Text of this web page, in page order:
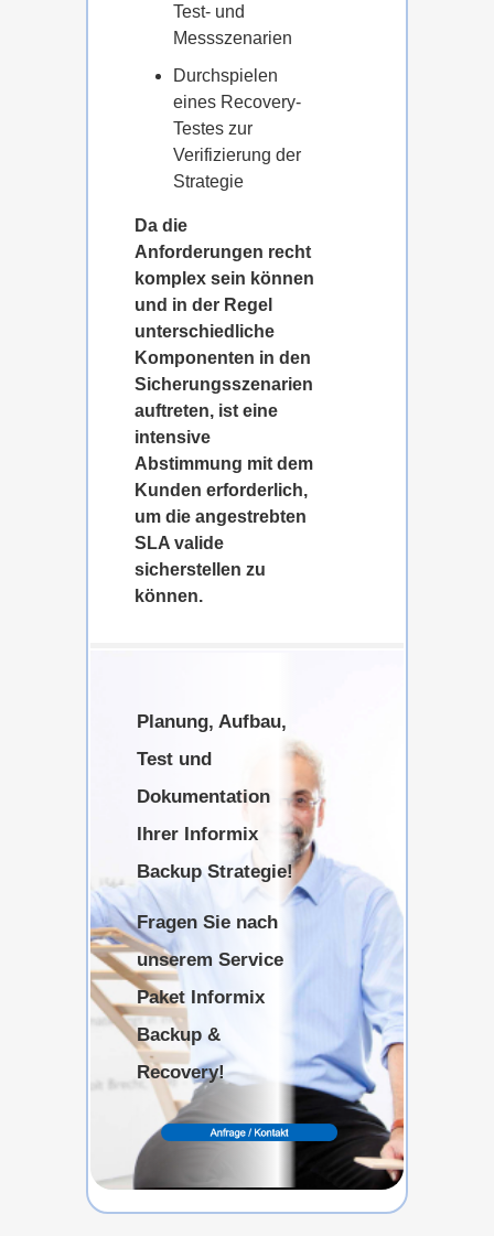
Test- und
Messszenarien
Durchspielen
eines Recovery-
Testes zur
Verifizierung der
Strategie
Da die
Anforderungen recht
komplex sein können
und in der Regel
unterschiedliche
Komponenten in den
Sicherungsszenarien
auftreten, ist eine
intensive
Abstimmung mit dem
Kunden erforderlich,
um die angestrebten
SLA valide
sicherstellen zu
können.
Planung, Aufbau,
Test und
Dokumentation
Ihrer Informix
Backup Strategie!
Fragen Sie nach
unserem Service
Paket Informix
Backup &
Recovery!